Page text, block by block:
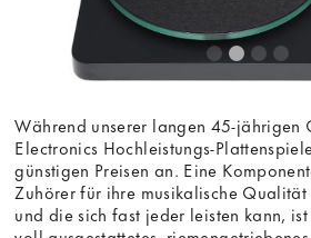
Während unserer langen 45-jährigen
Electronics Hochleistungs-
günstigen Preisen an. Eine
Zuhörer für ihre musikalische
und die sich fast jeder leisten kann,